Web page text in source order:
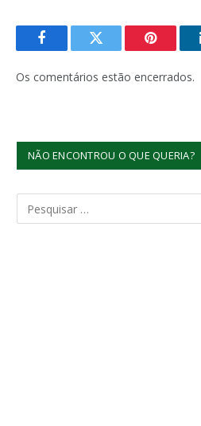
FacebookTwitter Pinterest
Os comentários estão encerrados.
NÃO ENCONTROU O QUE QUERIA?